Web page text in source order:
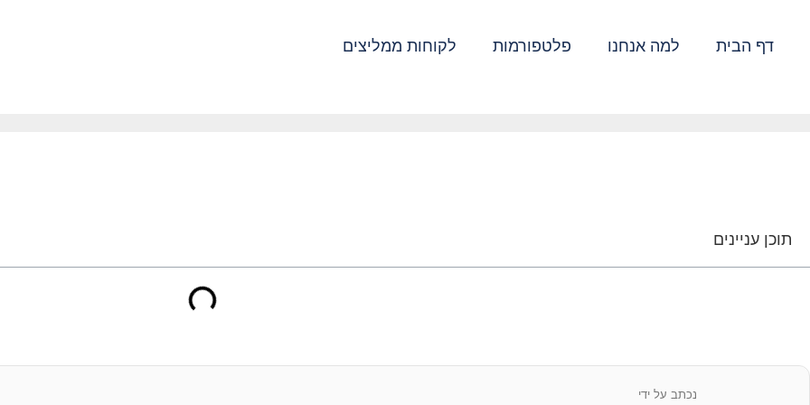
דף הבית למה אנחנו פלטפורמות לקוחות ממליצים
תוכן עניינים
נכתב על ידי